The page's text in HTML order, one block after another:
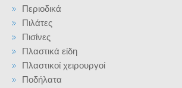
Περιοδικά
Πιλάτες
Πισίνες
Πλαστικά είδη
Πλαστικοί χειρουργοί
Ποδήλατα